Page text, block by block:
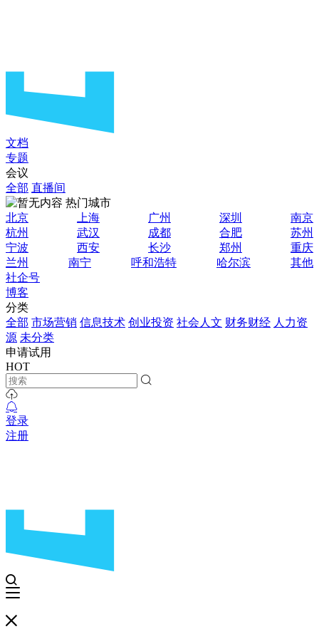
文档
专题
会议
全部 直播间
热门城市
北京
上海 广州 深圳
南京
杭州
武汉 成都 合肥
苏州
宁波
西安 长沙 郑州
重庆
兰州
南宁 呼和浩特 哈尔滨
其他
社企号
博客
分类
全部 市场营销 信息技术 创业投资 社会人文 财务财经 人力资
源 未分类
申请试用
HOT
登录
注册